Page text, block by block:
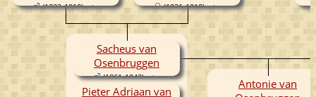
(1832-1910) (1831-1910)
Pieter Adriaan van
Sacheus van
Osenbruggen
(1861-1942)
Antonie van